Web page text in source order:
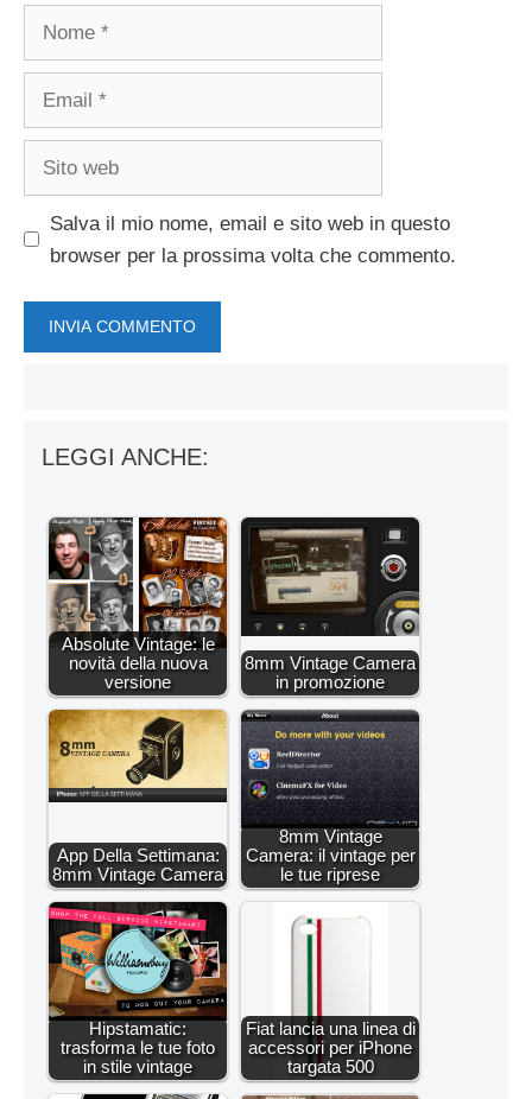
Salva il mio nome, email e sito web in questo
browser per la prossima volta che commento.
LEGGI ANCHE:
Absolute Vintage: le
novità della nuova
versione
8mm Vintage Camera
in promozione
App Della Settimana:
8mm Vintage Camera
8mm Vintage
Camera: il vintage per
le tue riprese
Hipstamatic:
trasforma le tue foto
in stile vintage
Fiat lancia una linea di
accessori per iPhone
targata 500